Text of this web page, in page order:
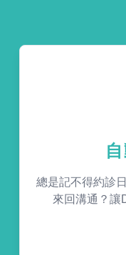
總是記不得約診
來回溝通？讓